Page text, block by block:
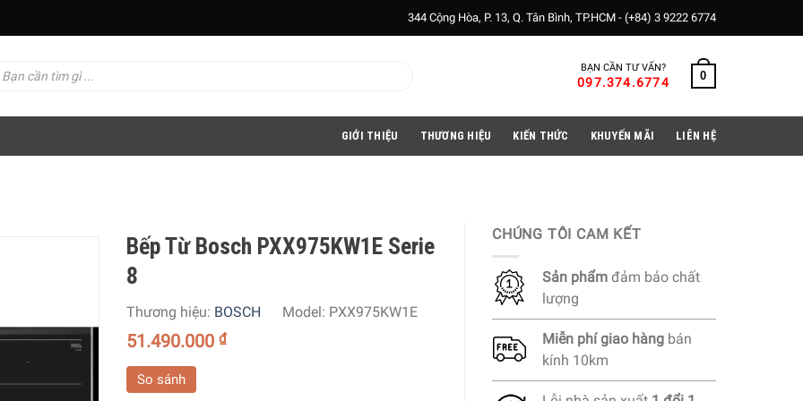
344 Cộng Hòa, P. 13, Q. Tân Bình, TP.HCM - (+84) 3 9222 6774
BẠN CẦN TƯ VẤN?
097.374.6774 0
GIỚI THIỆU THƯƠNG HIỆU KIẾN THỨC KHUYẾN MÃI LIÊN HỆ
Bếp Từ Bosch PXX975KW1E Serie
8
Thương hiệu: BOSCH Model: PXX975KW1E
51.490.000 ₫
So sánh
CHÚNG TÔI CAM KẾT
Sản phẩm đảm bảo chất
lượng
Miễn phígiao hàng bán
kính 10km